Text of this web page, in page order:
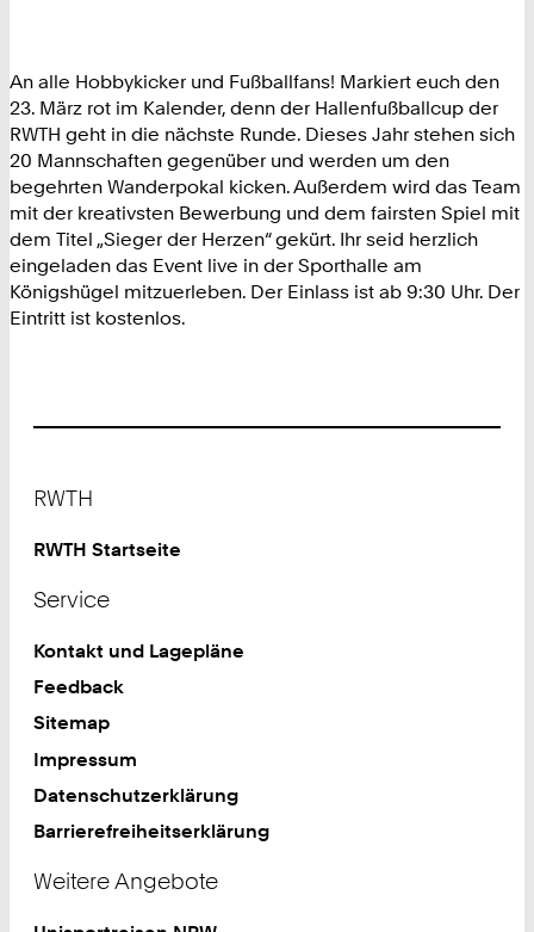
An alle Hobbykicker und Fußballfans! Markiert euch den
23. März rot im Kalender, denn der Hallenfußballcup der
RWTH geht in die nächste Runde. Dieses Jahr stehen sich
20 Mannschaften gegenüber und werden um den
begehrten Wanderpokal kicken. Außerdem wird das Team
mit der kreativsten Bewerbung und dem fairsten Spiel mit
dem Titel „Sieger der Herzen“ gekürt. Ihr seid herzlich
eingeladen das Event live in der Sporthalle am
Königshügel mitzuerleben. Der Einlass ist ab 9:30 Uhr. Der
Eintritt ist kostenlos.
RWTH
RWTH Startseite
Service
Kontakt und Lagepläne
Feedback
Sitemap
Impressum
Datenschutzerklärung
Barrierefreiheitserklärung
Weitere Angebote